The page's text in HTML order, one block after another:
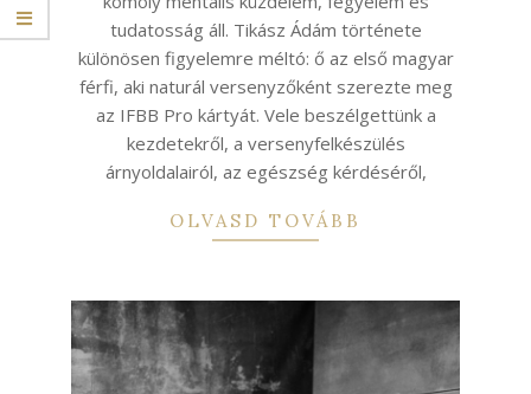
tudatosság áll. Tikász Ádám története
különösen figyelemre méltó: ő az első magyar
férfi, aki naturál versenyzőként szerezte meg
az IFBB Pro kártyát. Vele beszélgettünk a
kezdetekről, a versenyfelkészülés
árnyoldalairól, az egészség kérdéséről,
OLVASD TOVÁBB